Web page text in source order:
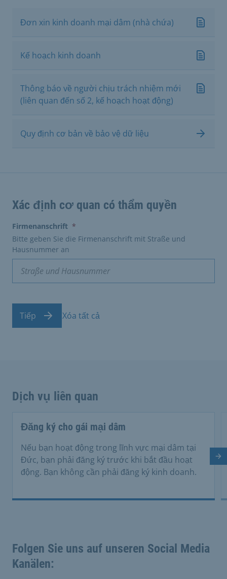
Đơn xin kinh doanh mại dâm (nhà chứa)
Kế hoạch kinh doanh
Thông báo về người chịu trách nhiệm mới
(liên quan đến số 2, kế hoạch hoạt động)
Quy định cơ bản về bảo vệ dữ liệu
Xác định cơ quan có thẩm quyền
Firmenanschrift *
Bitte geben Sie die Firmenanschrift mit Straße und
Hausnummer an
Tiếp Xóa tất cả
Dịch vụ liên quan
Đăng ký cho gái mại dâm
Nếu bạn hoạt động trong lĩnh vực mại dâm tại
Đức, bạn phải đăng ký trước khi bắt đầu hoạt
động. Bạn không cần phải đăng ký kinh doanh.
Folgen Sie uns auf unseren Social Media
Kanälen: